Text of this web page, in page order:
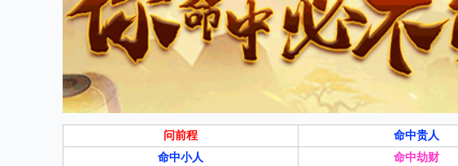
问前程 命中贵人
命中小人
命中劫财